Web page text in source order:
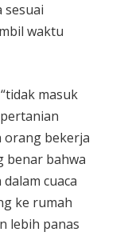
sesuai
waktu
masuk
orang bekerja
benar bahwa
cuaca
ke rumah
lebih panas